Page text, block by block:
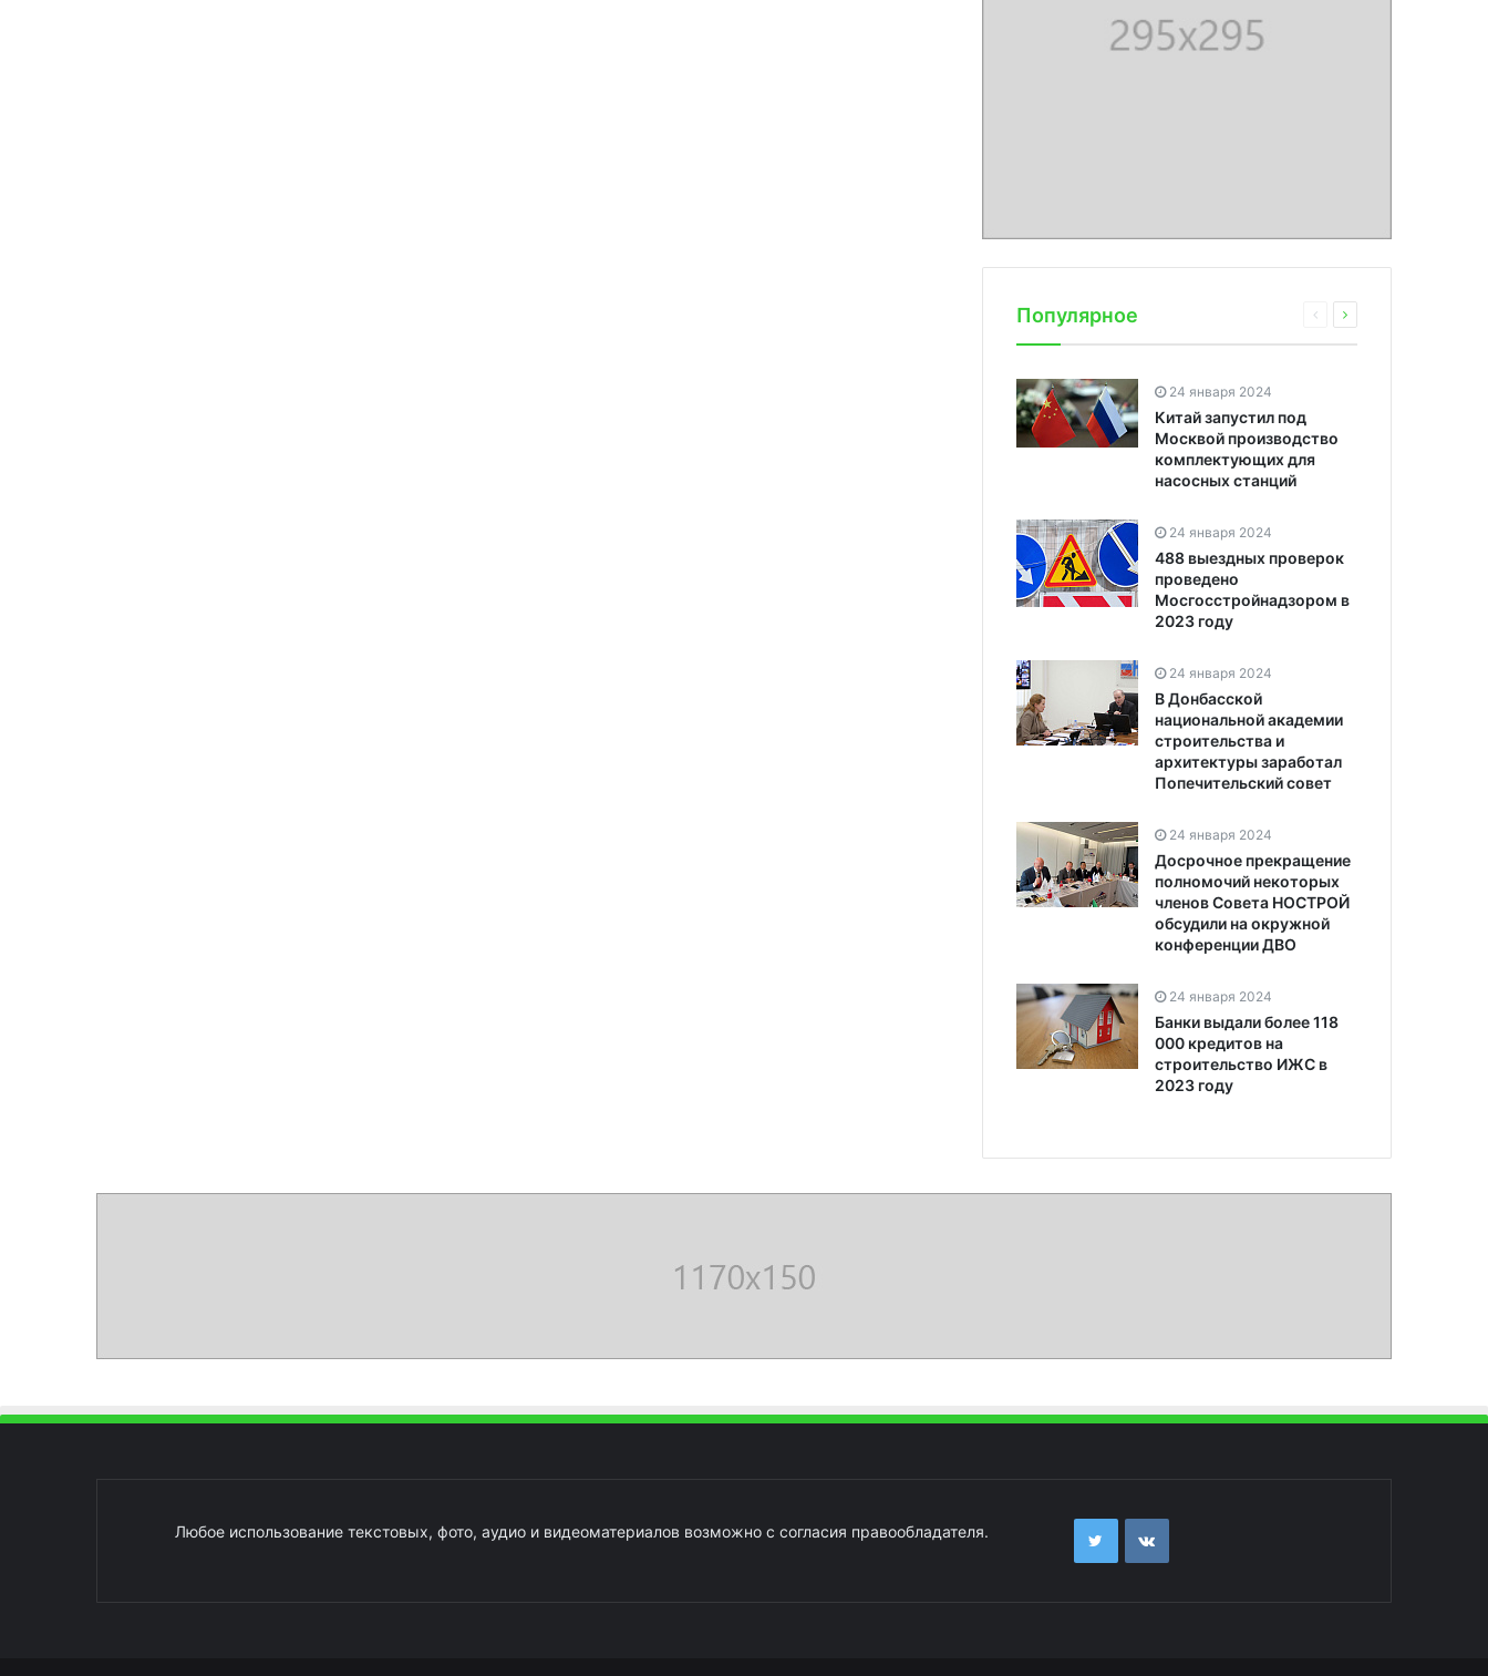
Популярное
24 января 2024
Китай запустил под
Москвой производство
комплектующих для
насосных станций
24 января 2024
488 выездных проверок
проведено
Мосгосстройнадзором в
2023 году
24 января 2024
В Донбасской
национальной академии
строительства и
архитектуры заработал
Попечительский совет
24 января 2024
Досрочное прекращение
полномочий некоторых
членов Совета НОСТРОЙ
обсудили на окружной
конференции ДВО
24 января 2024
Банки выдали более 118
000 кредитов на
строительство ИЖС в
2023 году
Любое использование текстовых, фото, аудио и видеоматериалов возможно с согласия правообладателя.